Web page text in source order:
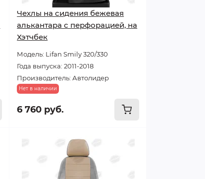
Чехлы на сидения бежевая
алькантара с перфорацией, на
Хэтчбек
Модель: Lifan Smily 320/330
Года выпуска: 2011-2018
Производитель: Автолидер
Нет в наличии
6 760 руб.